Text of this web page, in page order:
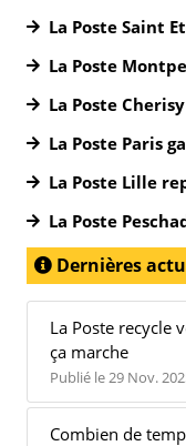
La Poste Saint
La Poste
La Poste Cherisy
La Poste Paris
La Poste Lille
La Poste
Dernières
La Poste recycle
ça marche
Publié le 29 Nov.
Combien de